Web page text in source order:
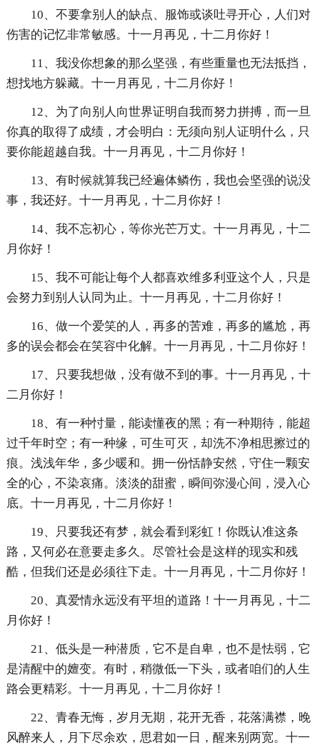
10、不要拿别人的缺点、服饰或谈吐寻开心，人们对
伤害的记忆非常敏感。十一月再见，十二月你好！
11、我没你想象的那么坚强，有些重量也无法抵挡，
想找地方躲藏。十一月再见，十二月你好！
12、为了向别人向世界证明自我而努力拼搏，而一旦
你真的取得了成绩，才会明白：无须向别人证明什么，只
要你能超越自我。十一月再见，十二月你好！
13、有时候就算我已经遍体鳞伤，我也会坚强的说没
事，我还好。十一月再见，十二月你好！
14、我不忘初心，等你光芒万丈。十一月再见，十二
月你好！
15、我不可能让每个人都喜欢维多利亚这个人，只是
会努力到别人认同为止。十一月再见，十二月你好！
16、做一个爱笑的人，再多的苦难，再多的尴尬，再
多的误会都会在笑容中化解。十一月再见，十二月你好！
17、只要我想做，没有做不到的事。十一月再见，十
二月你好！
18、有一种忖量，能读懂夜的黑；有一种期待，能超
过千年时空；有一种缘，可生可灭，却洗不净相思擦过的
痕。浅浅年华，多少暖和。拥一份恬静安然，守住一颗安
全的心，不染哀痛。淡淡的甜蜜，瞬间弥漫心间，浸入心
底。十一月再见，十二月你好！
19、只要我还有梦，就会看到彩虹！你既认准这条
路，又何必在意要走多久。尽管社会是这样的现实和残
酷，但我们还是必须往下走。十一月再见，十二月你好！
20、真爱情永远没有平坦的道路！十一月再见，十二
月你好！
21、低头是一种潜质，它不是自卑，也不是怯弱，它
是清醒中的嬗变。有时，稍微低一下头，或者咱们的人生
路会更精彩。十一月再见，十二月你好！
22、青春无悔，岁月无期，花开无香，花落满襟，晚
风醉来人，月下尽余欢，思君如一日，醒来别两宽。十一